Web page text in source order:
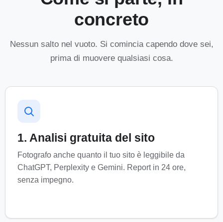
concreto
Nessun salto nel vuoto. Si comincia capendo dove sei,
prima di muovere qualsiasi cosa.
1. Analisi gratuita del sito
Fotografo anche quanto il tuo sito è leggibile da
ChatGPT, Perplexity e Gemini. Report in 24 ore,
senza impegno.